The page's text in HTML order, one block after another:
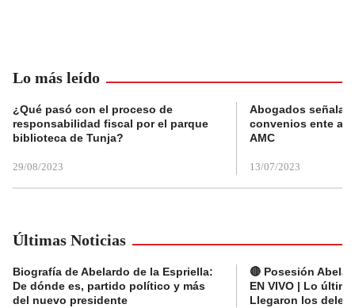
Lo más leído
¿Qué pasó con el proceso de
responsabilidad fiscal por el parque
biblioteca de Tunja?
29/08/2023
Abogados
convenios ente
AMC
13/07/2023
Últimas Noticias
Biografía de Abelardo de la Espriella:
De dónde es, partido político y más
del nuevo presidente
🔴 Posesión
EN VIVO | Lo
Llegaron los